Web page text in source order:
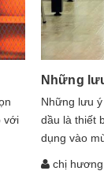
với
Những
​​​​​​Những lưu
dầu là thiết
dụng vào
chị hương